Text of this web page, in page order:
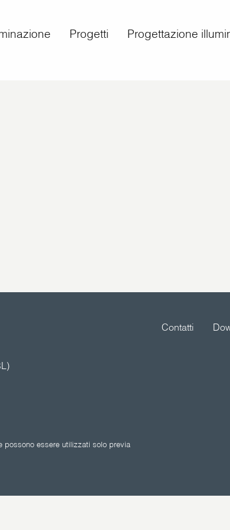
Progetti Progettazione
Contatti
essere utilizzati solo previa